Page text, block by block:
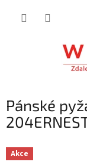
Pánské
Akce